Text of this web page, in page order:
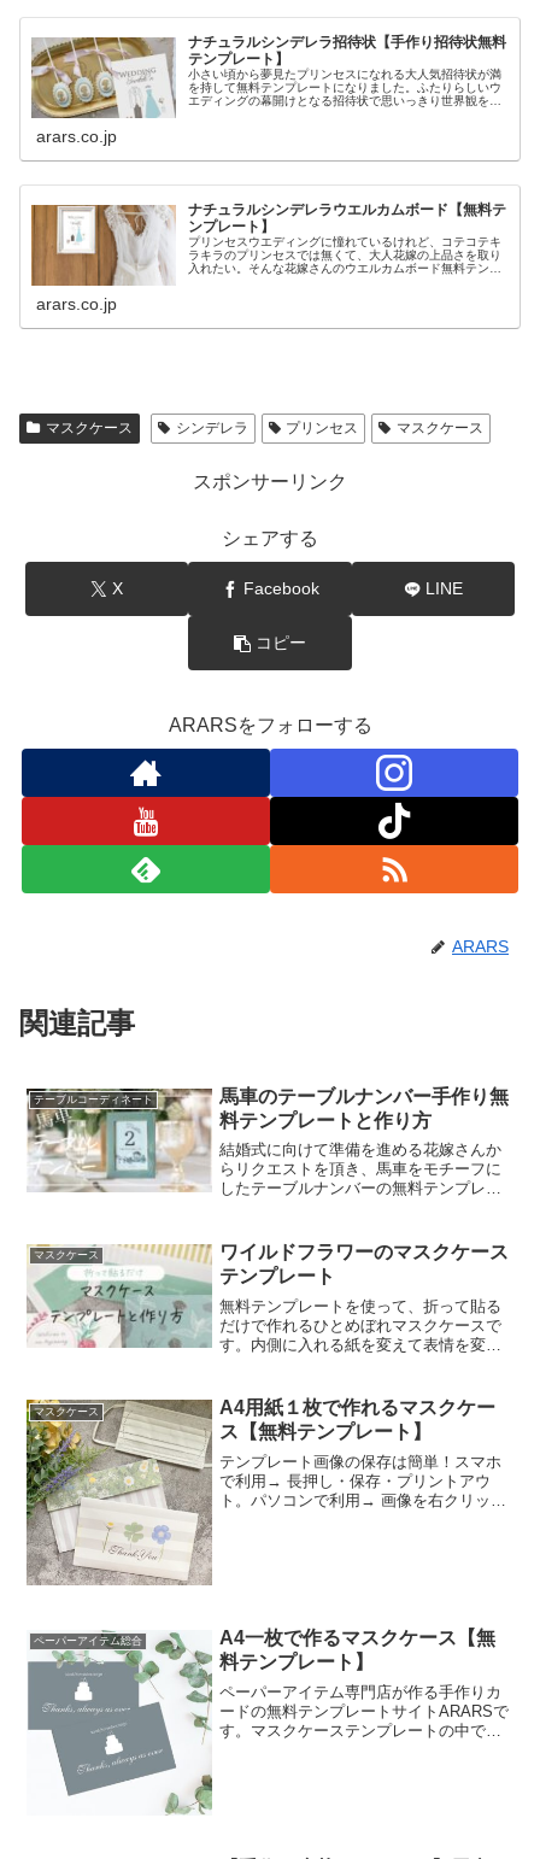
ナチュラルシンデレラ招待状【手作り招待状無料
テンプレート】
小さい頃から夢見たプリンセスになれる大人気招待状が満
を持して無料テンプレートになりました。ふたりらしいウ
エディングの幕開けとなる招待状で思いっきり世界観を演
arars.co.jp
ナチュラルシンデレラウエルカムボード【無料テ
ンプレート】
プリンセスウエディングに憧れているけれど、コテコテキ
ラキラのプリンセスでは無くて、大人花嫁の上品さを取り
入れたい。そんな花嫁さんのウエルカムボード無料テンプ
arars.co.jp
マスクケース シンデレラ プリンセス マスクケース
スポンサーリンク
シェアする
X Facebook LINE
コピー
ARARSをフォローする
ARARS
関連記事
テーブルコーディネート
馬車のテーブルナンバー手作り無
料テンプレートと作り方
結婚式に向けて準備を進める花嫁さんか
らリクエストを頂き、馬車をモチーフに
したテーブルナンバーの無料テンプレー
シカルで上品なウェディングを目指す方
にぴったり。テーブルに並...
マスクケース
ワイルドフラワーのマスクケース
テンプレート
無料テンプレートを使って、折って貼る
だけで作れるひとめぼれマスクケースで
す。内側に入れる紙を変えて表情を変え
マスクケース
A4用紙１枚で作れるマスクケー
ス【無料テンプレート】
テンプレート画像の保存は簡単！スマホ
で利用→ 長押し・保存・プリントアウ
ト。パソコンで利用→ 画像を右クリッ
ペーパーアイテム総合
A4一枚で作るマスクケース【無
料テンプレート】
ペーパーアイテム専門店が作る手作りカ
ードの無料テンプレートサイトARARSで
す。マスクケーステンプレートの中で一